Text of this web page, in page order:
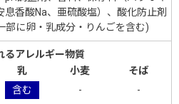
息香酸Na、亜硫酸塩）、酸化防止剤
部に卵・乳成分・りんごを含む)
るアレルギー物質
乳 小麦
そば
含む - -